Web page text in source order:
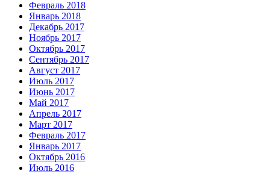
Февраль 2018
Январь 2018
Декабрь 2017
Ноябрь 2017
Октябрь 2017
Сентябрь 2017
Август 2017
Июль 2017
Июнь 2017
Май 2017
Апрель 2017
Март 2017
Февраль 2017
Январь 2017
Октябрь 2016
Июль 2016